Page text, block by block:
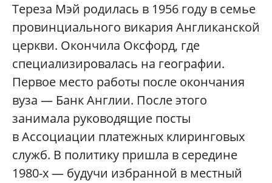
Тереза Мэй родилась в 1956 году в семье
провинциального викария Англиканской
церкви. Окончила Оксфорд, где
специализировалась на географии.
Первое место работы после окончания
вуза — Банк Англии. После этого
занимала руководящие посты
в Ассоциации платежных клиринговых
служб. В политику пришла в середине
1980-х — будучи избранной в местный